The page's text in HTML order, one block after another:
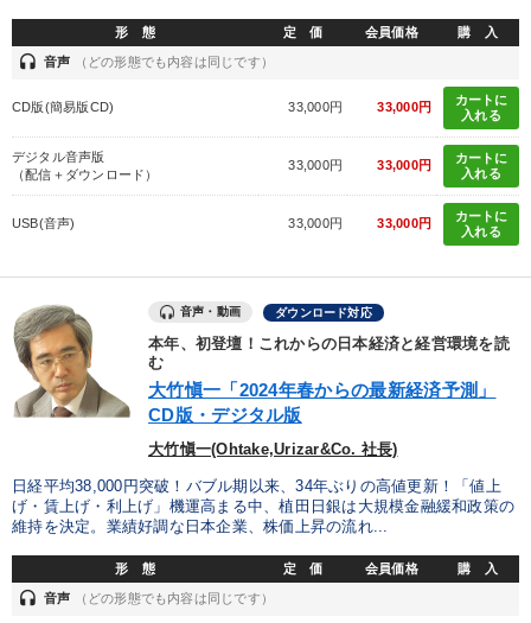
形 態 定 価 会員価格 購 入
headset 音声 （どの形態でも内容は同じです）
CD版(簡易版CD) 33,000円 33,000円
カートに
入れる
デジタル音声版
（配信＋ダウンロード）
33,000円 33,000円
カートに
入れる
USB(音声) 33,000円 33,000円
カートに
入れる
音声・動画 ダウンロード対応
本年、初登壇！これからの日本経済と経営環境を読
む
大竹愼一「2024年春からの最新経済予測」
CD版・デジタル版
大竹愼一(Ohtake,Urizar&Co. 社長)
日経平均38,000円突破！バブル期以来、34年ぶりの高値更新！「値上
げ・賃上げ・利上げ」機運高まる中、植田日銀は大規模金融緩和政策の
維持を決定。業績好調な日本企業、株価上昇の流れ...
形 態 定 価 会員価格 購 入
headset 音声 （どの形態でも内容は同じです）